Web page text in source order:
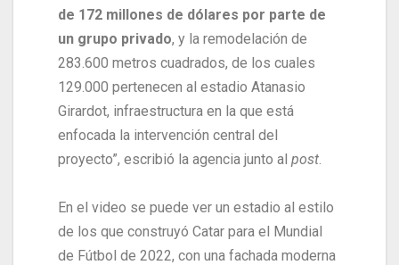
de 172 millones de dólares por parte de
un grupo privado, y la remodelación de
283.600 metros cuadrados, de los cuales
129.000 pertenecen al estadio Atanasio
Girardot, infraestructura en la que está
enfocada la intervención central del
proyecto”, escribió la agencia junto al post.
En el video se puede ver un estadio al estilo
de los que construyó Catar para el Mundial
de Fútbol de 2022, con una fachada moderna